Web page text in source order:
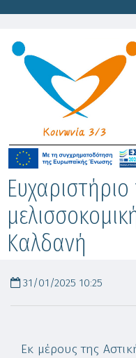
Καλδανή
31/01/2025 10:25
Εκ μέρους της